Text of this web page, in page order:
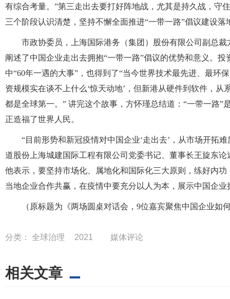
有综合考量。”第三走出去要打好阵地战，尤其是持久战，守
三个阶段认识清楚，坚持不懈全面推进“一带一路”倡议建设
市政协委员，上海国际港务（集团）股份有限公司副总
阐述了中国企业走出去拥抱“一带一路”倡议的优势和意义。
中“60年一遇的大事”，也得到了“当今世界技术最先进、最环
资规模实在谈不上什么‘惊天动地’，但新港从硬件到软件，
都是全球第一。” 讲完这个故事，方怀瑾总结道：“一带一路
正造福了世界人民。
“目前形势和新冠疫情对中国企业‘走出去’，从市场开拓
道股份上海城建国际工程有限公司党委书记、董事长王旋东
他表示，要坚持市场化、属地化和国际化三大原则，练好内
当地企业合作共赢，在疫情中要充分以人为本，展示中国企业
（原标题为《两场圆桌对话会，9位嘉宾聚焦中国企业如
分类： 全球治理 2021 媒体评论
相关文章